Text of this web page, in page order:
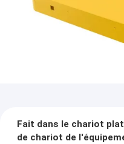
Fait dans le chariot
de chariot de